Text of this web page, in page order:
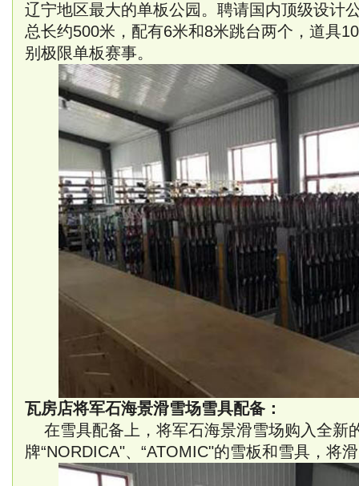
辽宁地区最大的单板公园。聘请国内顶级设计
总长约500米，配有6米和8米跳台两个，道具
别极限单板赛事。
瓦房店将军石海景滑雪场雪具配备：
在雪具配备上，将军石海景滑雪场购入全新
牌“NORDICA"、“ATOMIC"的雪板和雪具，将